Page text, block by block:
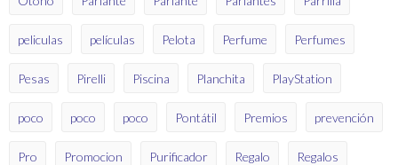
peliculas películas Pelota Perfume Perfumes
Pesas Pirelli Piscina Planchita PlayStation
poco poco poco Pontátil Premios prevención
Pro Promocion Purificador Regalo Regalos